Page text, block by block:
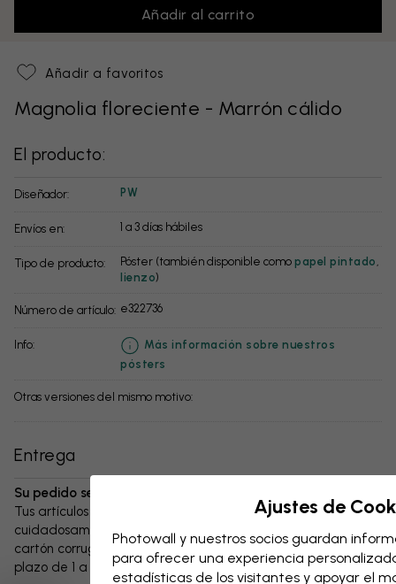
Añadir al carrito
Añadir a favoritos
Magnolia floreciente - Marrón cálido
El producto:
Diseñador: PW
Envíos en: 1 a 3 días hábiles
Tipo de producto: Póster (también disponible como papel pintado
lienzo)
Número de artículo: e322736
info:
Más información sobre nuestros
pósters
Otras versiones del mismo motivo:
Entrega
Su pedido se enviará en el plazo de 1 a 3 días:
Tus artículos y cualquier accesorio se embalan
cuidadosamente y se entregan protegidos en una caja de
cartón corrugado resistente. El paquete se enviará en un
plazo de 1 a 3 días, siempre con gastos de envío gratuitos.
Ajustes de
Photowall y nuestros socios guardan
para ofrecer una experiencia
estadísticas de los visitantes y apoyar el